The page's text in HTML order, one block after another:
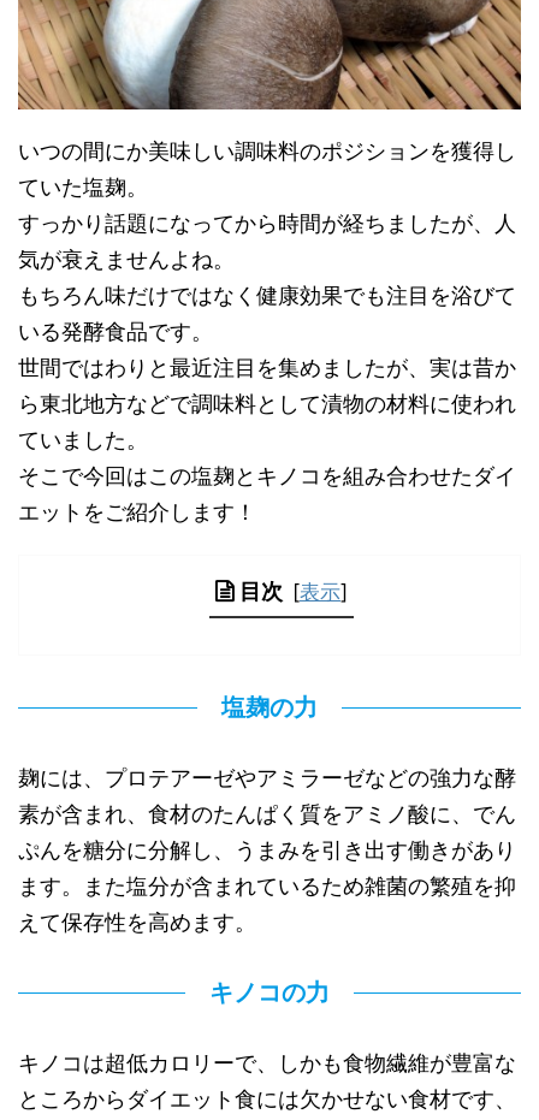
いつの間にか美味しい調味料のポジションを獲得し
ていた塩麹。
すっかり話題になってから時間が経ちましたが、人
気が衰えませんよね。
もちろん味だけではなく健康効果でも注目を浴びて
いる発酵食品です。
世間ではわりと最近注目を集めましたが、実は昔か
ら東北地方などで調味料として漬物の材料に使われ
ていました。
そこで今回はこの塩麹とキノコを組み合わせたダイ
エットをご紹介します！
目次 [表示]
塩麹の力
麹には、プロテアーゼやアミラーゼなどの強力な酵
素が含まれ、食材のたんぱく質をアミノ酸に、でん
ぷんを糖分に分解し、うまみを引き出す働きがあり
ます。また塩分が含まれているため雑菌の繁殖を抑
えて保存性を高めます。
キノコの力
キノコは超低カロリーで、しかも食物繊維が豊富な
ところからダイエット食には欠かせない食材です、